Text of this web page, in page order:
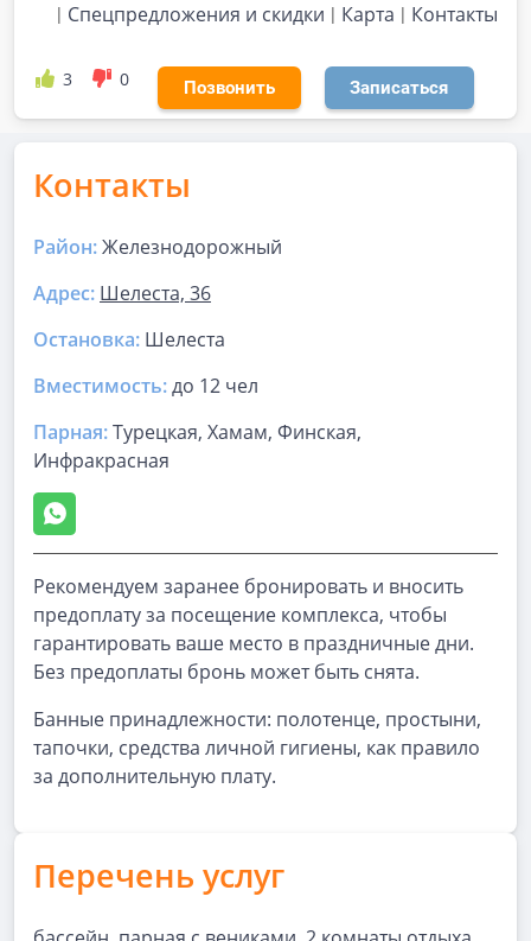
Спецпредложения и скидки
Карта Контакты
3 0 Позвонить Записаться
Контакты
Район:Железнодорожный
Адрес: Шелеста, 36
Остановка: Шелеста
Вместимость:до 12 чел
Парная:Турецкая, Хамам, Финская,
Инфракрасная
Рекомендуем заранее бронировать и вносить
предоплату за посещение комплекса, чтобы
гарантировать ваше место в праздничные дни.
Без предоплаты бронь может быть снята.
Банные принадлежности: полотенце, простыни,
тапочки, средства личной гигиены, как правило
за дополнительную плату.
Перечень услуг